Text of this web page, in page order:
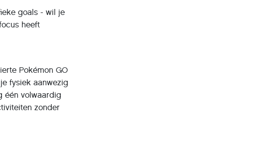
goals - wil je
heeft
Pokémon GO
fysiek aanwezig
één volwaardig
zonder